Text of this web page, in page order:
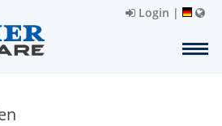
Login |